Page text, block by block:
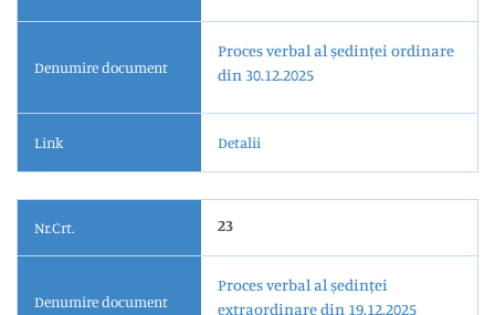
Denumire document
Proces verbal al ședinței ordinare
din 30.12.2025
Link Detalii
Nr.Crt. 23
Denumire document
Proces verbal al ședinței
extraordinare din 19.12.2025